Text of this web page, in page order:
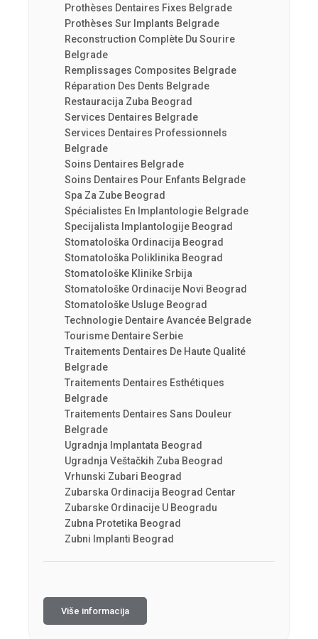
Prothèses Dentaires Fixes Belgrade
Prothèses Sur Implants Belgrade
Reconstruction Complète Du Sourire
Belgrade
Remplissages Composites Belgrade
Réparation Des Dents Belgrade
Restauracija Zuba Beograd
Services Dentaires Belgrade
Services Dentaires Professionnels
Belgrade
Soins Dentaires Belgrade
Soins Dentaires Pour Enfants Belgrade
Spa Za Zube Beograd
Spécialistes En Implantologie Belgrade
Specijalista Implantologije Beograd
Stomatološka Ordinacija Beograd
Stomatološka Poliklinika Beograd
Stomatološke Klinike Srbija
Stomatološke Ordinacije Novi Beograd
Stomatološke Usluge Beograd
Technologie Dentaire Avancée Belgrade
Tourisme Dentaire Serbie
Traitements Dentaires De Haute Qualité
Belgrade
Traitements Dentaires Esthétiques
Belgrade
Traitements Dentaires Sans Douleur
Belgrade
Ugradnja Implantata Beograd
Ugradnja Veštačkih Zuba Beograd
Vrhunski Zubari Beograd
Zubarska Ordinacija Beograd Centar
Zubarske Ordinacije U Beogradu
Zubna Protetika Beograd
Zubni Implanti Beograd
Više informacija